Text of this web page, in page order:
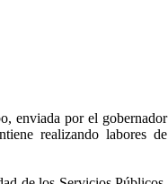
enviada por el gobernador
realizando labores de